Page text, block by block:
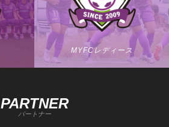
MYFCレディース
PARTNER
パートナー